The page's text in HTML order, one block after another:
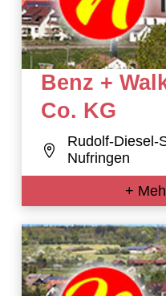
Benz +
Co. KG
Rudolf-Diesel-
Nufringen
+